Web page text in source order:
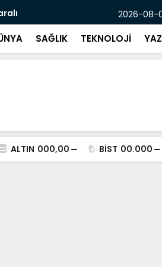
Pasajda
2026-08-
SAĞLIK TEKNOLOJİ
ALTIN 000,00 BİST 00.000